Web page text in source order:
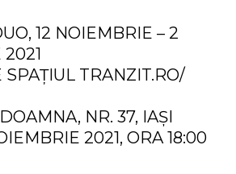
12 NOIEMBRIE – 2
TRANZIT.RO/
NR. 37, IAȘI
2021, ORA 18:00